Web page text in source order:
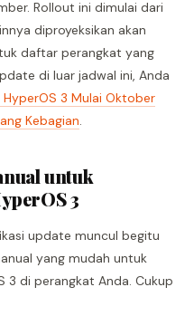
Rollout ini dimulai dari
diproyeksikan akan
daftar perangkat yang
di luar jadwal ini, Anda
3 Mulai Oktober
Kebagian.
untuk
3
update muncul begitu
yang mudah untuk
3 di perangkat Anda. Cukup